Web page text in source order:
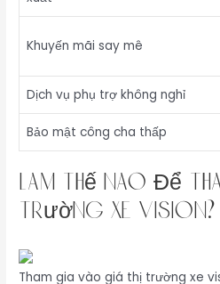
Khuyến mãi say mê
Dịch vụ phụ trợ không nghỉ
Bảo mật công cha thấp
Làm Thế Nào Để
trường xe vision?
Tham gia vào giá thị trường xe